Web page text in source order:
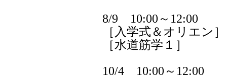
8/9 10:00～12:00
［入学式＆オリエン］
［水道筋学１］
10/4 10:00～12:00